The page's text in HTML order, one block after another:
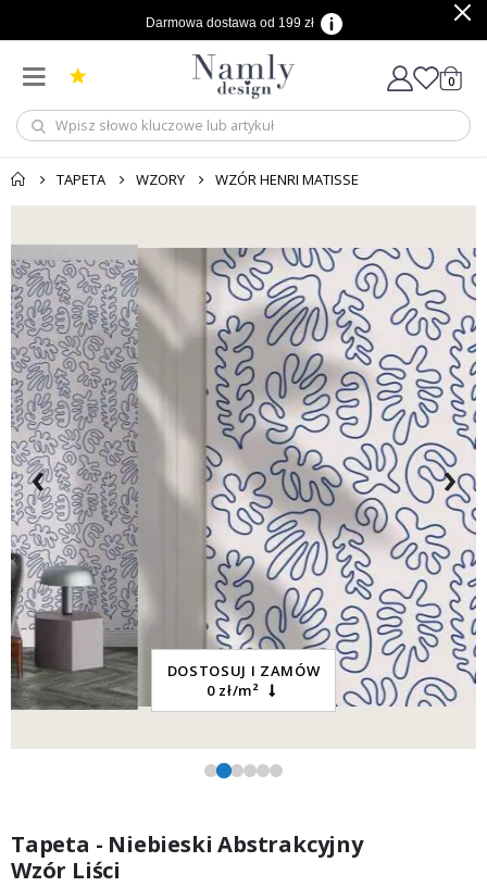
Darmowa dostawa od 199 zł
Cart
0
TAPETA WZORY WZÓR HENRI MATISSE
DOSTOSUJ I ZAMÓW
0 zł/m²
‹ ›
Tapeta - Niebieski Abstrakcyjny
Wzór Liści